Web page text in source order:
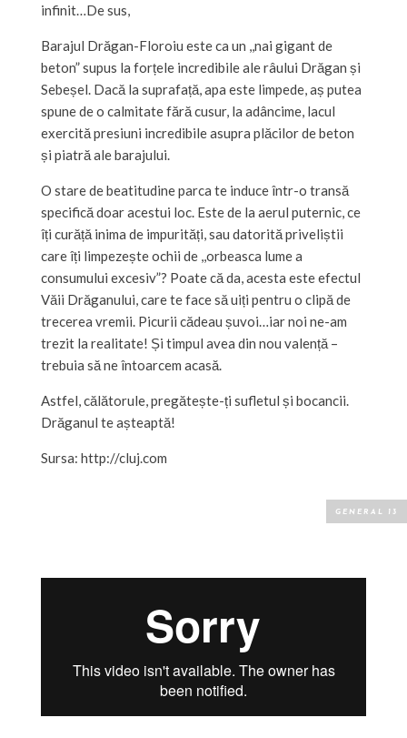
infinit…De sus,
Barajul Drăgan-Floroiu este ca un ,,nai gigant de
beton” supus la forțele incredibile ale râului Drăgan și
Sebeșel. Dacă la suprafață, apa este limpede, aș putea
spune de o calmitate fără cusur, la adâncime, lacul
exercită presiuni incredibile asupra plăcilor de beton
și piatră ale barajului.
O stare de beatitudine parca te induce într-o transă
specifică doar acestui loc. Este de la aerul puternic, ce
îți curăță inima de impurități, sau datorită priveliștii
care îți limpezește ochii de ,,orbeasca lume a
consumului excesiv”? Poate că da, acesta este efectul
Văii Drăganului, care te face să uiți pentru o clipă de
trecerea vremii. Picurii cădeau șuvoi…iar noi ne-am
trezit la realitate! Și timpul avea din nou valență –
trebuia să ne întoarcem acasă.
Astfel, călătorule, pregătește-ți sufletul și bocancii.
Drăganul te așteaptă!
Sursa: http://cluj.com